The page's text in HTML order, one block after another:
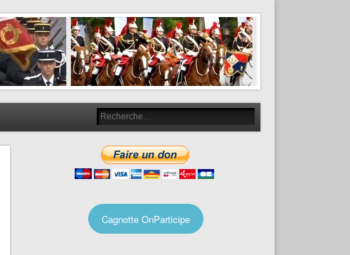
Cagnotte OnParticipe